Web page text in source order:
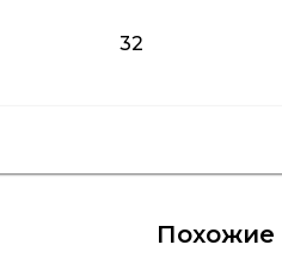
32
Похожие